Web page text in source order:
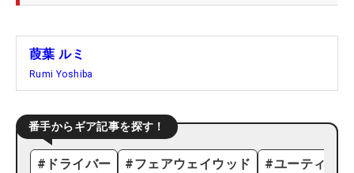
葭葉 ルミ
Rumi Yoshiba
番手からギア記事を探す！
# ドライバー #フェアウェイウッド #ユーティリ